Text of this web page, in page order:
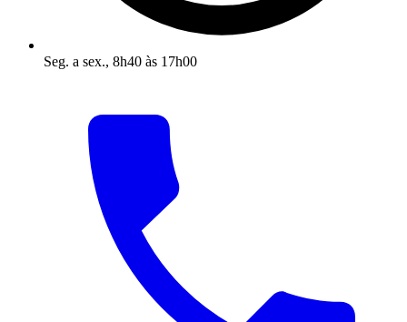
Seg. a sex., 8h40 às 17h00